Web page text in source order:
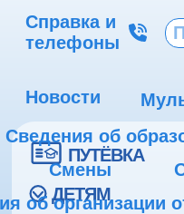
Справка и
телефоны
Новости
Сведения об
Смены
об организации
ПУТЁВКА
ДЕТЯМ